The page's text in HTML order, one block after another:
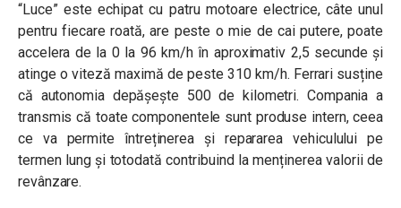
“Luce” este echipat cu patru motoare electrice, câte unul
pentru fiecare roată, are peste o mie de cai putere, poate
accelera de la 0 la 96 km/h în aproximativ 2,5 secunde și
atinge o viteză maximă de peste 310 km/h. Ferrari susține
că autonomia depășește 500 de kilometri. Compania a
transmis că toate componentele sunt produse intern, ceea
ce va permite întreținerea și repararea vehiculului pe
termen lung și totodată contribuind la menținerea valorii de
revânzare.